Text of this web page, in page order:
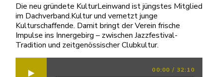
Die neu gründete KulturLeinwand ist jüngstes Mitglied
im Dachverband.Kultur und vernetzt junge
Kulturschaffende. Damit bringt der Verein frische
Impulse ins Innergebirg – zwischen Jazzfestival-
Tradition und zeitgenössischer Clubkultur.
00:00 / 32:10